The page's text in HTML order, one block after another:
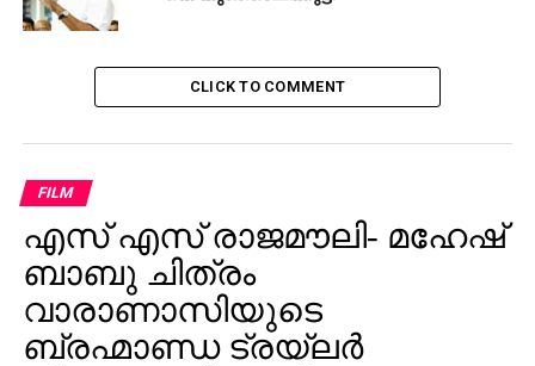
CLICK TO COMMENT
FILM
എസ് എസ് രാജമൗലി- മഹേഷ്
ബാബു ചിത്രം
വാരാണാസിയുടെ
ബ്രഹ്മാണ്ഡ ട്രയ്ലർ